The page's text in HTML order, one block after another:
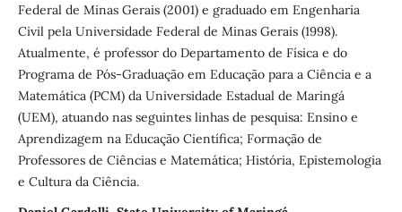
Federal de Minas Gerais (2001) e graduado em Engenharia
Civil pela Universidade Federal de Minas Gerais (1998).
Atualmente, é professor do Departamento de Física e do
Programa de Pós-Graduação em Educação para a Ciência e a
Matemática (PCM) da Universidade Estadual de Maringá
(UEM), atuando nas seguintes linhas de pesquisa: Ensino e
Aprendizagem na Educação Científica; Formação de
Professores de Ciências e Matemática; História, Epistemologia
e Cultura da Ciência.